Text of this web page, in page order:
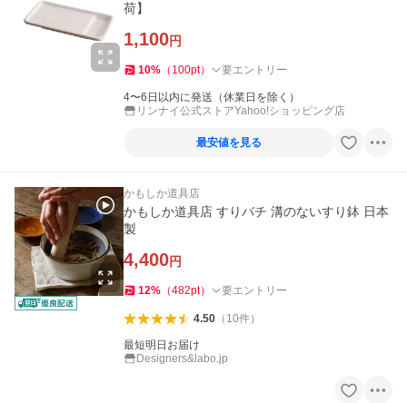
荷】
1,100円
10% （ 100pt） 要エントリー
4〜6日以内に発送（休業日を除く）
リンナイ公式ストアYahoo!ショッピング店
最安値を見る
かもしか道具店
かもしか道具店 すりバチ 溝のないすり鉢 日本
製
4,400円
12% （482pt） 要エントリー
4.50（ 10件）
最短明日お届け
Designers&labo.jp